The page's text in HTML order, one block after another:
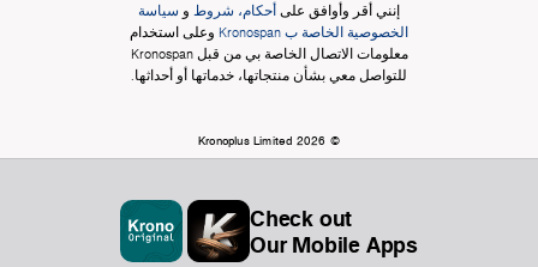
إنني أقر وأوافق على أحكام، شروط و سياسة
الخصوصية الخاصة ب Kronospan
وعلى استخدام
معلومات الاتصال الخاصة بي من قبل Kronospan
للتواصل معي بشأن منتجاتها، خدماتها أو أحداثها.
© Kronoplus Limited 2026
Check out
Our Mobile Apps